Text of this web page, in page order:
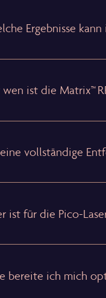
Ergebnisse
wen ist die Matrix™
vollständige
ist für die Pico-
bereite ich mich